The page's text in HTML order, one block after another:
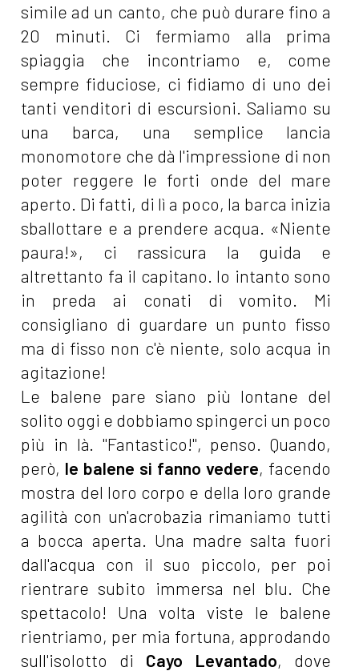
simile ad un canto, che può durare fino a
20 minuti. Ci fermiamo alla prima
spiaggia che incontriamo e, come
sempre fiduciose, ci fidiamo di uno dei
tanti venditori di escursioni. Saliamo su
una barca, una semplice lancia
monomotore che dà l'impressione di non
poter reggere le forti onde del mare
aperto. Di fatti, di lì a poco, la barca inizia
sballottare e a prendere acqua. «Niente
paura!», ci rassicura la guida e
altrettanto fa il capitano. Io intanto sono
in preda ai conati di vomito. Mi
consigliano di guardare un punto fisso
ma di fisso non c'è niente, solo acqua in
agitazione!
Le balene pare siano più lontane del
solito oggi e dobbiamo spingerci un poco
più in là. "Fantastico!", penso. Quando,
però, le balene si fanno vedere, facendo
mostra del loro corpo e della loro grande
agilità con un'acrobazia rimaniamo tutti
a bocca aperta. Una madre salta fuori
dall'acqua con il suo piccolo, per poi
rientrare subito immersa nel blu. Che
spettacolo! Una volta viste le balene
rientriamo, per mia fortuna, approdando
sull'isolotto di Cayo Levantado, dove